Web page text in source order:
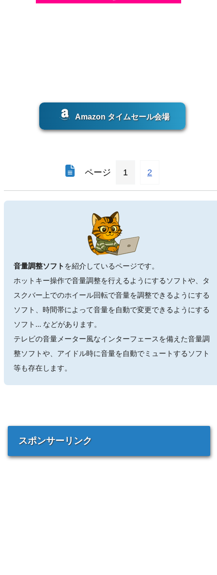
Amazon タイムセール会場
ページ 1 2
音量調整ソフト を紹介しているページです。
ホットキー操作で音量調整を行えるようにするソフトや、タ
スクバー上でのホイール回転で音量を調整できるようにする
ソフト、時間帯によって音量を自動で変更できるようにする
ソフト... などがあります。
テレビの音量メーター風なインターフェースを備えた音量調
整ソフトや、アイドル時に音量を自動でミュートするソフト
等も存在します。
スポンサーリンク